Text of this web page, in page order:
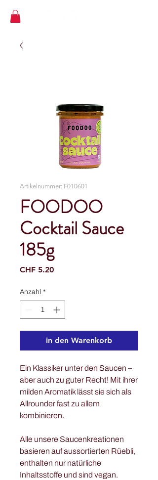
Artikelnummer: F010601
FOODOO
Cocktail Sauce
185g
CHF 5.20Preis
Anzahl *
in den Warenkorb
Ein Klassiker unter den Saucen –
aber auch zu guter Recht! Mit ihrer
milden Aromatik lässt sie sich als
Allrounder fast zu allem
kombinieren.
Alle unsere Saucenkreationen
basieren auf aussortierten Rüebli,
enthalten nur natürliche
Inhaltsstoffe und sind vegan.